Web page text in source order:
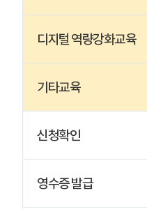
디지털 역량강화교육
기타교육
신청확인
영수증 발급